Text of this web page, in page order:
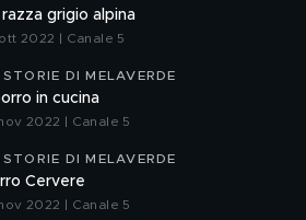
razza grigio alpina
2022 | Canale 5
STORIE DI MELAVERDE
in cucina
2022 | Canale 5
STORIE DI MELAVERDE
Cervere
2022 | Canale 5